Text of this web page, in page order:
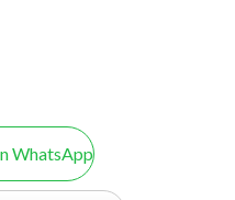
WhatsApp